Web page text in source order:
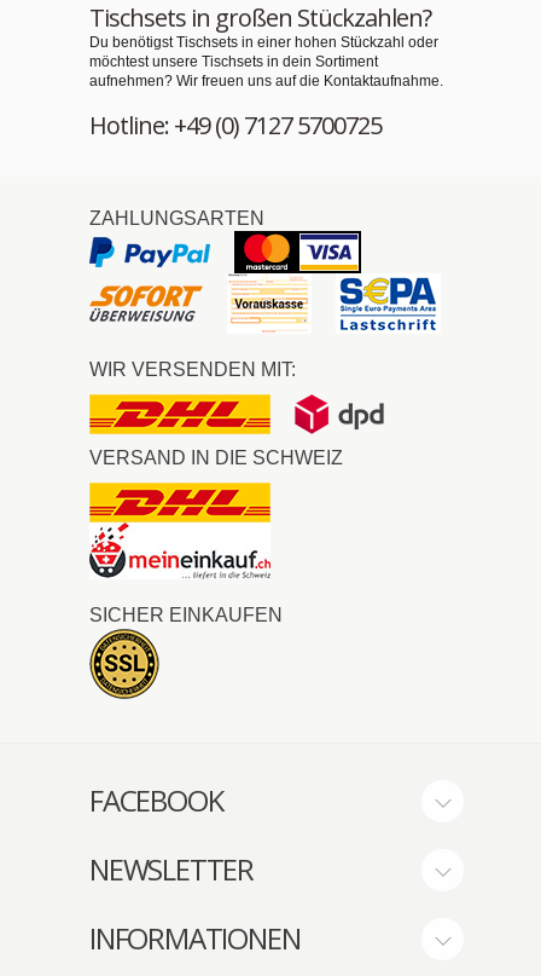
Tischsets in großen Stückzahlen?
Du benötigst Tischsets in einer hohen Stückzahl oder
möchtest unsere Tischsets in dein Sortiment
aufnehmen? Wir freuen uns auf die Kontaktaufnahme.
Hotline: +49 (0) 7127 5700725
ZAHLUNGSARTEN
WIR VERSENDEN MIT:
VERSAND IN DIE SCHWEIZ
SICHER EINKAUFEN
FACEBOOK
NEWSLETTER
INFORMATIONEN